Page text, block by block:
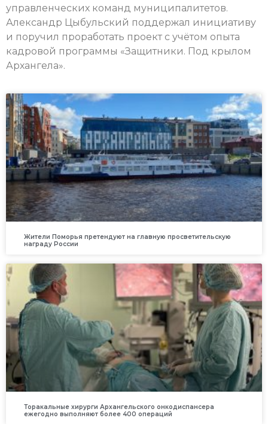
управленческих команд муниципалитетов.
Александр Цыбульский поддержал инициативу
и поручил проработать проект с учётом опыта
кадровой программы «Защитники. Под крылом
Архангела».
Жители Поморья претендуют на главную просветительскую
награду России
Торакальные хирурги Архангельского онкодиспансера
ежегодно выполняют более 400 операций